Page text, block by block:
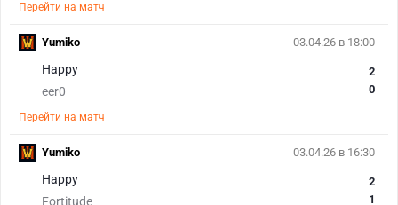
Перейти на матч
03.04.26 в 18:00
Happy
eer0
2
0
Перейти на матч
Yumiko
03.04.26 в 16:30
Happy
Fortitude
2
1
Yumiko